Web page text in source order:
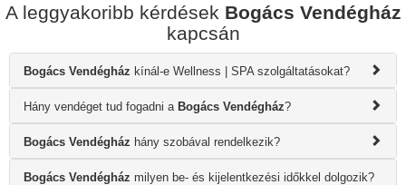
A leggyakoribb kérdések Bogács Vendégház
kapcsán
Bogács Vendégház kínál-e Wellness | SPA szolgáltatásokat?
Hány vendéget tud fogadni a Bogács Vendégház?
Bogács Vendégház hány szobával rendelkezik?
Bogács Vendégház milyen be- és kijelentkezési időkkel dolgozik?